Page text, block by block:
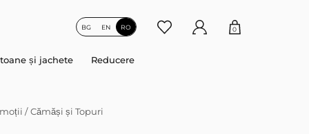
EN
BG RO 0
și jachete Reducere
/ Cămăși și Topuri